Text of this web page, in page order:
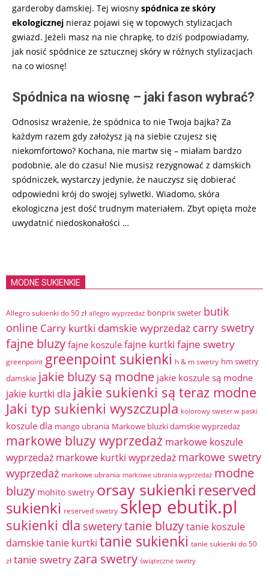
garderoby damskiej. Tej wiosny spódnica ze skóry
ekologicznej nieraz pojawi się w topowych stylizacjach
gwiazd. Jeżeli masz na nie chrapkę, to dziś podpowiadamy,
jak nosić spódnice ze sztucznej skóry w różnych stylizacjach
na co wiosnę!
Spódnica na wiosnę – jaki fason wybrać?
Odnosisz wrażenie, że spódnica to nie Twoja bajka? Za
każdym razem gdy założysz ją na siebie czujesz się
niekomfortowo? Kochana, nie martw się – miałam bardzo
podobnie, ale do czasu! Nie musisz rezygnować z damskich
spódniczek, wystarczy jedynie, że nauczysz się dobierać
odpowiedni krój do swojej sylwetki. Wiadomo, skóra
ekologiczna jest dość trudnym materiałem. Zbyt opięta może
uwydatnić niedoskonałości …
MODNE SUKIENKIE
Allegro sukienki do 50 zł allegro wyprzedaż bonprix sweter butik
online Carry kurtki damskie wyprzedaż carry swetry
fajne bluzy fajne koszule fajne kurtki fajne swetry
greenpoint greenpoint sukienki h & m swetry hm swetry
damskie jakie bluzy są modne jakie koszule są modne
jakie kurtki dla jakie sukienki są teraz modne
Jaki typ sukienki wyszczupla kolorowy sweter w paski
koszule dla mango ubrania Markowe bluzki damskie wyprzedaż
markowe bluzy wyprzedaż markowe koszule
wyprzedaż markowe kurtki wyprzedaż markowe swetry
wyprzedaż markowe ubrania markowe ubrania wyprzedaż modne
bluzy mohito swetry orsay sukienki reserved
sukienki reserved swetry sklep ebutik.pl
sukienki dla sweterytanie bluzytanie koszule
damskietanie kurtki tanie sukienki tanie sukienki do 50
zł tanie swetryzara swetry świąteczne swetry